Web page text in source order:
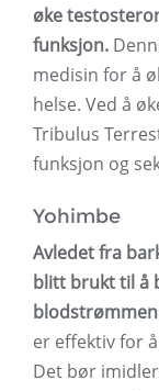
øke
funksjon.
medisin for å
helse. Ved å
Tribulus
funksjon og
Yohimbe
Avledet fra
blitt brukt til å
er effektiv for
Det bør